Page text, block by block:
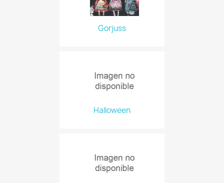
Gorjuss
Halloween